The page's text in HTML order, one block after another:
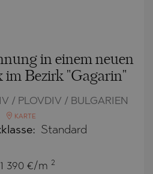
in einem neuen
Bezirk "Gagarin"
/ PLOVDIV / BULGARIEN
KARTE
Standard
390 €/m 2